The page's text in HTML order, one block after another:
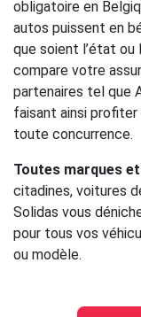
obligatoire en
autos puissent en
que soient l’état ou
compare votre
partenaires tel que
faisant ainsi
toute concurrence.
Toutes marques
citadines, voitures
Solidas vous
pour tous vos
ou modèle.